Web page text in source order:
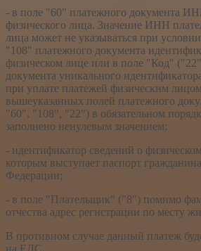
- в поле "60" платежного документа
физического лица. Значение ИНН
лица может не указываться при
"108" платежного документа
физическом лице или в поле "Код"
документа уникального
при уплате платежей физическим
вышеуказанных полей платежного
"60", "108", "22") в обязательном
заполнено ненулевым значением;
- идентификатор сведений о
которым выступает паспорт
Федерации;
- в поле "Плательщик" ("8") помимо
отчества адрес регистрации по месту
В противном случае данный платеж
на ЕЛС.